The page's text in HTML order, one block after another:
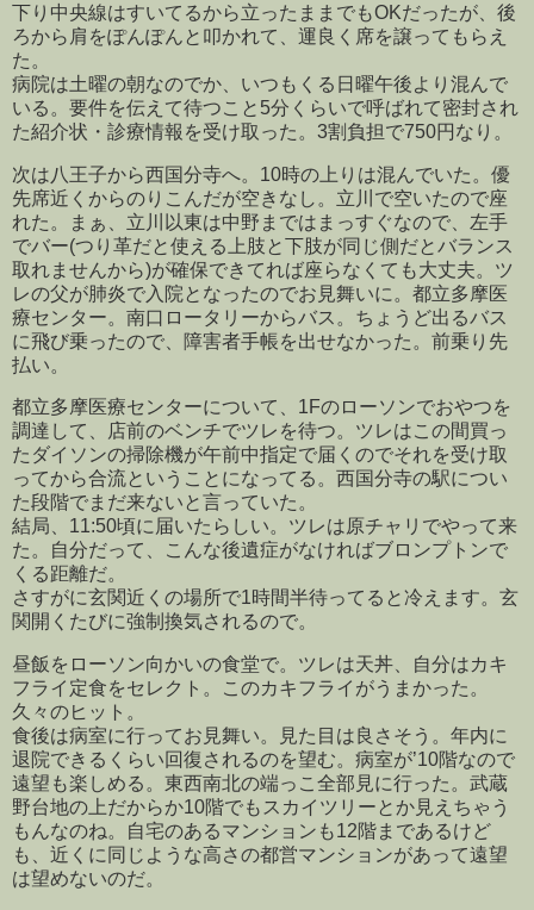
下り中央線はすいてるから立ったままでもOKだったが、後
ろから肩をぽんぽんと叩かれて、運良く席を譲ってもらえ
た。
病院は土曜の朝なのでか、いつもくる日曜午後より混んで
いる。要件を伝えて待つこと5分くらいで呼ばれて密封され
た紹介状・診療情報を受け取った。3割負担で750円なり。
次は八王子から西国分寺へ。10時の上りは混んでいた。優
先席近くからのりこんだが空きなし。立川で空いたので座
れた。まぁ、立川以東は中野まではまっすぐなので、左手
でバー(つり革だと使える上肢と下肢が同じ側だとバランス
取れませんから)が確保できてれば座らなくても大丈夫。ツ
レの父が肺炎で入院となったのでお見舞いに。都立多摩医
療センター。南口ロータリーからバス。ちょうど出るバス
に飛び乗ったので、障害者手帳を出せなかった。前乗り先
払い。
都立多摩医療センターについて、1Fのローソンでおやつを
調達して、店前のベンチでツレを待つ。ツレはこの間買っ
たダイソンの掃除機が午前中指定で届くのでそれを受け取
ってから合流ということになってる。西国分寺の駅につい
た段階でまだ来ないと言っていた。
結局、11:50頃に届いたらしい。ツレは原チャリでやって来
た。自分だって、こんな後遺症がなければブロンプトンで
くる距離だ。
さすがに玄関近くの場所で1時間半待ってると冷えます。玄
関開くたびに強制換気されるので。
昼飯をローソン向かいの食堂で。ツレは天丼、自分はカキ
フライ定食をセレクト。このカキフライがうまかった。
久々のヒット。
食後は病室に行ってお見舞い。見た目は良さそう。年内に
退院できるくらい回復されるのを望む。病室が’10階なので
遠望も楽しめる。東西南北の端っこ全部見に行った。武蔵
野台地の上だからか10階でもスカイツリーとか見えちゃう
もんなのね。自宅のあるマンションも12階まであるけど
も、近くに同じような高さの都営マンションがあって遠望
は望めないのだ。